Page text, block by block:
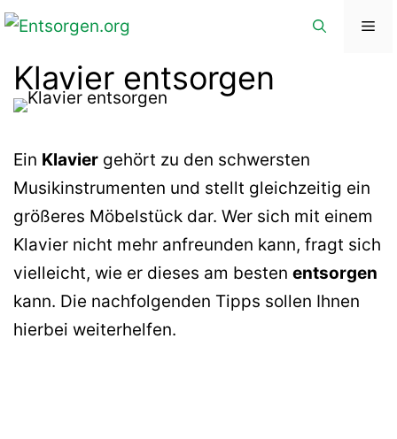
Zum
springen
Klavier entsorgen
Ein Klavier gehört zu den schwersten
Musikinstrumenten und stellt gleichzeitig ein
größeres Möbelstück dar. Wer sich mit einem
Klavier nicht mehr anfreunden kann, fragt sich
vielleicht, wie er dieses am besten entsorgen
kann. Die nachfolgenden Tipps sollen Ihnen
hierbei weiterhelfen.